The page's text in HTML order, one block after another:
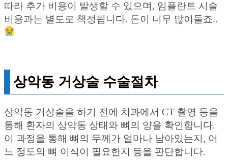
따라 추가 비용이 발생할 수 있으며, 임플란트 시술
비용과는 별도로 책정됩니다. 돈이 너무 많이들죠..
상악동 거상술 수술절차
상악동 거상술을 하기 전에 치과에서 CT 촬영 등을
통해 환자의 상악동 상태와 뼈의 양을 확인합니다.
이 과정을 통해 뼈의 두께가 얼마나 남아있는지, 어
느 정도의 뼈 이식이 필요한지 등을 판단합니다.